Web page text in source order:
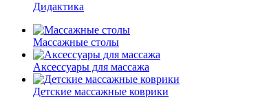
Дидактика
Массажные столы
Аксессуары для массажа
Детские массажные коврики